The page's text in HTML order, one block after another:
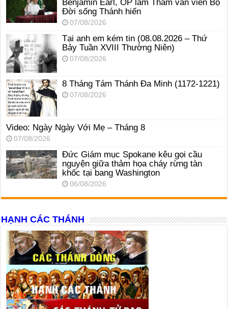
Benjamin Earl, OP làm Tham vấn viên Bộ
Đời sống Thánh hiến
07/08/2026
Tại anh em kém tin (08.08.2026 – Thứ
Bảy Tuần XVIII Thường Niên)
07/08/2026
8 Tháng Tám Thánh Ða Minh (1172-1221)
07/08/2026
Video: Ngày Ngày Với Mẹ – Tháng 8
07/08/2026
Đức Giám mục Spokane kêu gọi cầu
nguyện giữa thảm họa cháy rừng tàn
khốc tại bang Washington
06/08/2026
HẠNH CÁC THÁNH